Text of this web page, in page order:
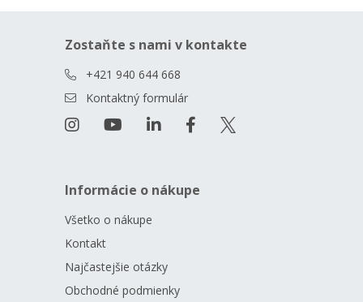
Zostaňte s nami v kontakte
+421 940 644 668
Kontaktný formulár
Informácie o nákupe
Všetko o nákupe
Kontakt
Najčastejšie otázky
Obchodné podmienky